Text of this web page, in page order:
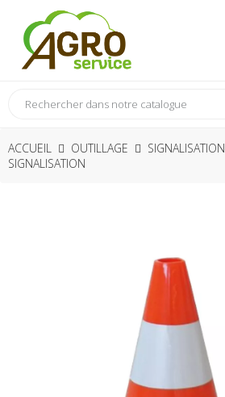
ACCUEIL OUTILLAGE SIGNALISATION
SIGNALISATION